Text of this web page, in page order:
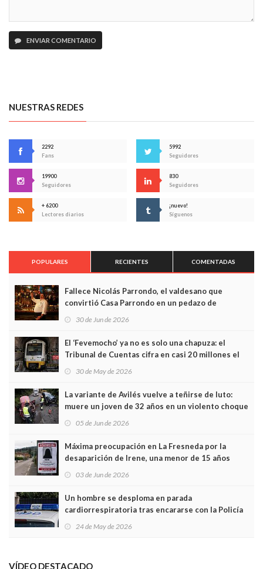
ENVIAR COMENTARIO
NUESTRAS REDES
2292
Fans
5992
Seguidores
19900
Seguidores
830
Seguidores
+ 6200
Lectores diarios
¡nuevo!
Síguenos
POPULARES RECIENTES COMENTADAS
Fallece Nicolás Parrondo, el valdesano que
convirtió Casa Parrondo en un pedazo de
Asturias en Madrid
30 de Jun de 2026
El ‘Fevemocho’ ya no es solo una chapuza: el
Tribunal de Cuentas cifra en casi 20 millones el
sobrecoste de los trenes que no cabían por los
30 de May de 2026
La variante de Avilés vuelve a teñirse de luto:
muere un joven de 32 años en un violento choque
frontal
05 de Jun de 2026
Máxima preocupación en La Fresneda por la
desaparición de Irene, una menor de 15 años
03 de Jun de 2026
Un hombre se desploma en parada
cardiorrespiratoria tras encararse con la Policía
Local en Luanco
24 de May de 2026
VÍDEO DESTACADO